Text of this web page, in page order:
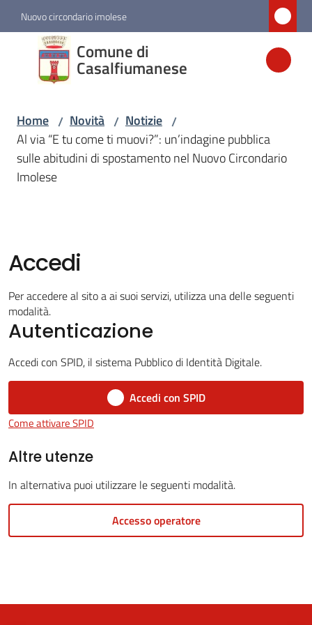
Vai al contenuto
Vai alla navigazione
Vai al footer
Nuovo circondario imolese
Comune di
Casalfiumanese
Comune di
Casalfiumanese
Amministrazione
Novità
Menu selezionato
Vivere
Casalfiumanese
5x1000
Servizi
line
Tutti
argomenti
Home / Novità / Notizie /
Al via “E tu come ti muovi?”: un’indagine pubblica
sulle abitudini di spostamento nel Nuovo Circondario
Imolese
Accedi
Per accedere al sito a ai suoi servizi, utilizza una delle seguenti
modalità.
Autenticazione
Accedi con SPID, il sistema Pubblico di Identità Digitale.
Accedi con SPID
Come attivare SPID
Altre utenze
In alternativa puoi utilizzare le seguenti modalità.
Accesso operatore